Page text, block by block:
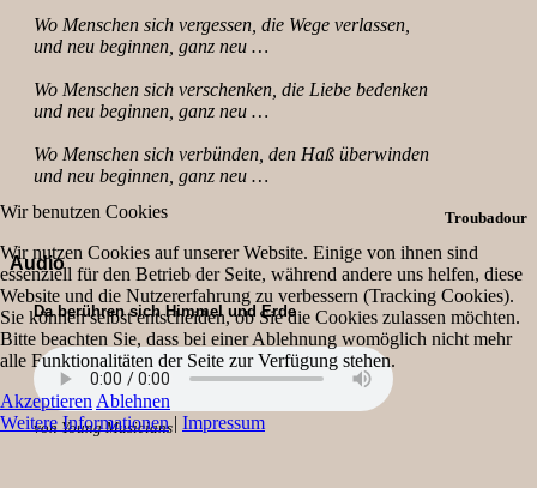
Wo Menschen sich vergessen, die Wege verlassen,
und neu beginnen, ganz neu …
Wo Menschen sich verschenken, die Liebe bedenken
und neu beginnen, ganz neu …
Wo Menschen sich verbünden, den Haß überwinden
und neu beginnen, ganz neu …
Troubadour
Audio
Da berühren sich Himmel und Erde
von Young Musicians
Wir benutzen Cookies
Wir nutzen Cookies auf unserer Website. Einige von ihnen sind
essenziell für den Betrieb der Seite, während andere uns helfen, diese
Website und die Nutzererfahrung zu verbessern (Tracking Cookies).
Sie können selbst entscheiden, ob Sie die Cookies zulassen möchten.
Bitte beachten Sie, dass bei einer Ablehnung womöglich nicht mehr
alle Funktionalitäten der Seite zur Verfügung stehen.
Akzeptieren Ablehnen
Weitere Informationen| Impressum